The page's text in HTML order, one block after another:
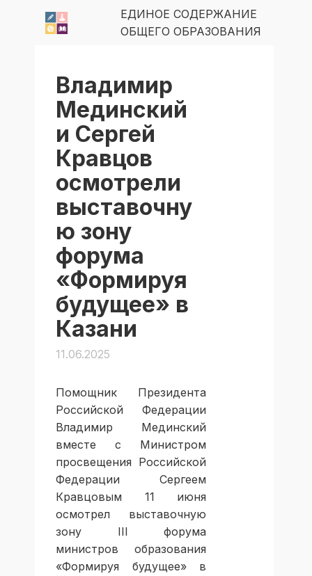
ЕДИНОЕ СОДЕРЖАНИЕ
ОБЩЕГО ОБРАЗОВАНИЯ
Владимир
Мединский
и Сергей
Кравцов
осмотрели
выставочну
ю зону
форума
«Формируя
будущее» в
Казани
11.06.2025
Помощник Президента
Российской Федерации
Владимир Мединский
вместе с Министром
просвещения Российской
Федерации Сергеем
Кравцовым 11 июня
осмотрел выставочную
зону III форума
министров образования
«Формируя будущее» в